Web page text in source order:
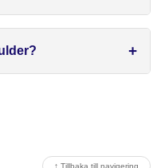
↑ Tillbaka till navigering